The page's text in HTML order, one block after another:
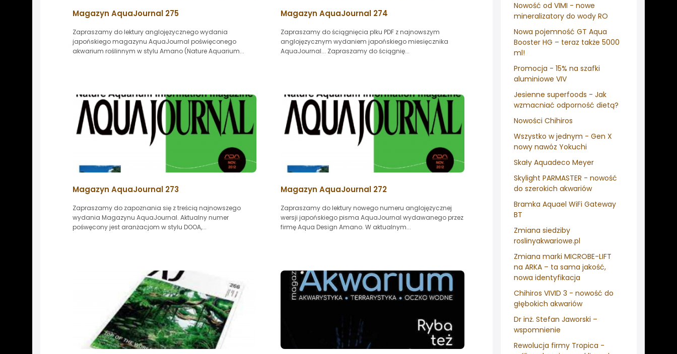
Nowość od VIMI - nowe
mineralizatory do wody RO
Nowa pojemność GT Aqua
Booster HG – teraz także 5000
ml!
Promocja - 15% na szafki
aluminiowe VIV
Jesienne superfoods - Jak
wzmacniać odporność dietą?
Nowości Chihiros
Wszystko w jednym - Gen X
nowy nawóz Yokuchi
Skały Aquadeco Meyer
Skylight PARMASTER - nowość
do szerokich akwariów
Bramka Aquael WiFi Gateway
BT
Zmiana siedziby
roslinyakwariowe.pl
Zmiana marki MICROBE-LIFT
na ARKA – ta sama jakość,
nowa identyfikacja
Chihiros VIVID 3 - nowość do
głębokich akwariów
Dr inż. Stefan Jaworski –
wspomnienie
Rewolucja firmy Tropica -
Magazyn AquaJournal 275
Zapraszamy do lektury anglojęzycznego wydania
japońskiego magazynu AquaJournal poświęconego
akwarium roślinnym w stylu Amano (Nature Aquarium...
Magazyn AquaJournal 274
Zapraszamy do ściągnięcia plku PDF z najnowszym
anglojęzycznym wydaniem japońskiego miesięcznika
AquaJournal... Zapraszamy do ściągnię...
Magazyn AquaJournal 273
Zapraszamy do zapoznania się z treścią najnowszego
wydania Magazynu AquaJournal. Aktualny numer
pośwęcony jest aranżacjom w stylu DOOA,...
Magazyn AquaJournal 272
Zapraszamy do lektury nowego numeru anglojęzycznej
wersji japońskiego pisma AquaJournal wydawanego przez
firmę Aqua Design Amano. W aktualnym...